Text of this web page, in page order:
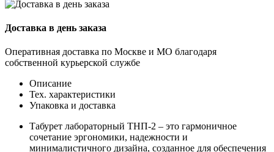
Доставка в день заказа
Оперативная доставка по Москве и МО благодаря
собственной курьерской службе
Описание
Тех. характеристики
Упаковка и доставка
Табурет лабораторный ТНП-2 – это гармоничное
сочетание эргономики, надежности и
минималистичного дизайна, созданное для обеспечения